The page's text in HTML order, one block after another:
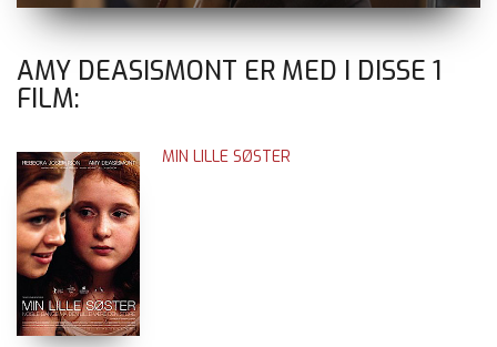
AMY DEASISMONT ER MED I DISSE 1
FILM:
MIN LILLE SØSTER